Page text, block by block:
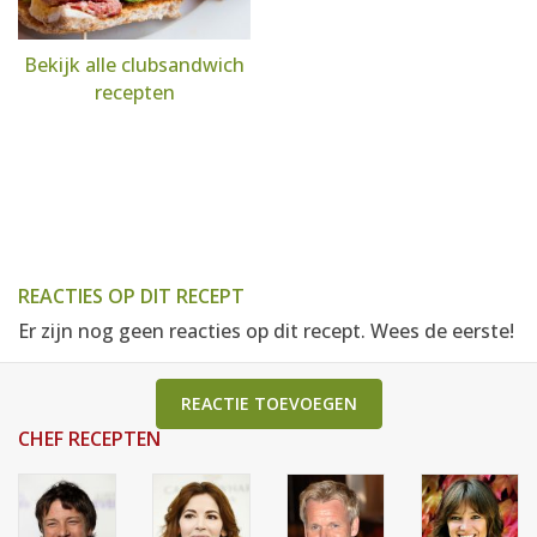
Bekijk alle clubsandwich
recepten
REACTIES OP DIT RECEPT
Er zijn nog geen reacties op dit recept. Wees de eerste!
REACTIE TOEVOEGEN
CHEF RECEPTEN